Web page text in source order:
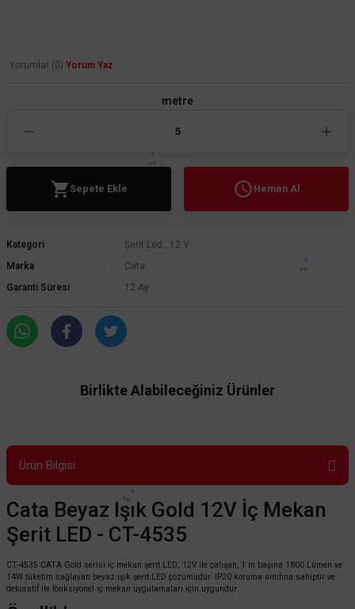
Yorumlar (0) Yorum Yaz
metre
Sepete Ekle Hemen Al
Kategori Şerit Led
12 V
Marka
Cata
Garanti Süresi
12 Ay
Birlikte Alabileceğiniz Ürünler
Ürün Bilgisi
Cata Beyaz Işık Gold 12V İç Mekan
Şerit LED - CT-4535
CT-4535 CATA Gold serisi iç mekan şerit LED; 12V ile çalışan, 1 m başına 1800 Lümen ve
14W tüketim sağlayan beyaz ışık şerit LED çözümüdür. IP20 koruma sınıfına sahiptir ve
dekoratif ile fonksiyonel iç mekan uygulamaları için uygundur.